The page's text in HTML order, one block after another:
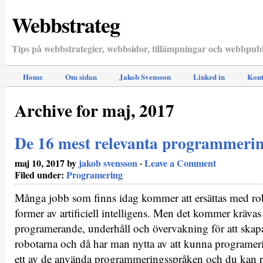
Webbstrateg
Tips på webbstrategier, webbsidor, tillämpningar och
Home Om sidan Jakob Svensson Linked in
Archive for maj, 2017
De 16 mest relevanta
maj 10, 2017 byjakob svensson·Leave a Comment
Filed under: Programering
Många jobb som finns idag kommer att ersättas med
former av artificiell intelligens. Men det kommer
programerande, underhåll och övervakning för att
robotarna och då har man nytta av att kunna
ett av de använda programmeringsspråken och du kan